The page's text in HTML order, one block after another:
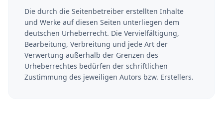
Die durch die Seitenbetreiber erstellten Inhalte
und Werke auf diesen Seiten unterliegen dem
deutschen Urheberrecht. Die Vervielfältigung,
Bearbeitung, Verbreitung und jede Art der
Verwertung außerhalb der Grenzen des
Urheberrechtes bedürfen der schriftlichen
Zustimmung des jeweiligen Autors bzw. Erstellers.